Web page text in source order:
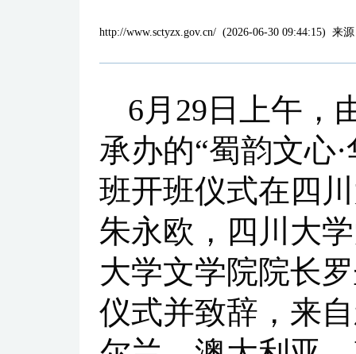
http://www.sctyzx.gov.cn/ (2026-06-30 09:44:15) 来
6月29日上午，
承办的“蜀韵文心
班开班仪式在四
朱永欧，四川大
大学文学院院长
仪式并致辞，来